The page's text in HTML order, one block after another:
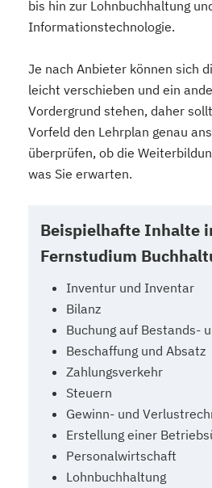
bis hin zur Lohnbuchhaltung
Informationstechnologie.
Je nach Anbieter können sich
leicht verschieben und ein
Vordergrund stehen, daher
Vorfeld den Lehrplan genau
überprüfen, ob die
was Sie erwarten.
Beispielhafte Inhalte
Fernstudium
Inventur und Inventar
Bilanz
Buchung auf Bestands-
Beschaffung und Absatz
Zahlungsverkehr
Steuern
Gewinn- und
Erstellung einer
Personalwirtschaft
Lohnbuchhaltung